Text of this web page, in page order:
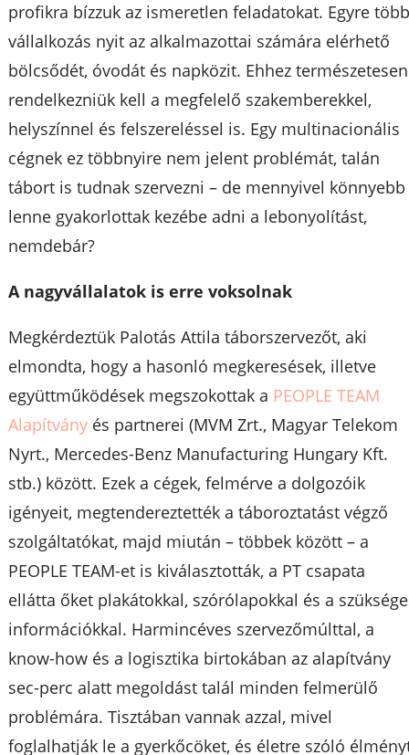
profikra bízzuk az ismeretlen feladatokat. Egyre
vállalkozás nyit az alkalmazottai számára elérhető
bölcsődét, óvodát és napközit. Ehhez természetesen
rendelkezniük kell a megfelelő szakemberekkel,
helyszínnel és felszereléssel is. Egy multinacionális
cégnek ez többnyire nem jelent problémát, talán
tábort is tudnak szervezni – de mennyivel könnyebb
lenne gyakorlottak kezébe adni a lebonyolítást,
nemdebár?
A nagyvállalatok is erre voksolnak
Megkérdeztük Palotás Attila táborszervezőt, aki
elmondta, hogy a hasonló megkeresések, illetve
együttműködések megszokottak a PEOPLE TEAM
Alapítvány és partnerei (MVM Zrt., Magyar Telekom
Nyrt., Mercedes-Benz Manufacturing Hungary Kft.
stb.) között. Ezek a cégek, felmérve a dolgozóik
igényeit, megtendereztették a táboroztatást végző
szolgáltatókat, majd miután – többek között – a
PEOPLE TEAM-et is kiválasztották, a PT csapata
ellátta őket plakátokkal, szórólapokkal és a
információkkal. Harmincéves szervezőmúlttal, a
know-how és a logisztika birtokában az alapítvány
sec-perc alatt megoldást talál minden felmerülő
problémára. Tisztában vannak azzal, mivel
foglalhatják le a gyerkőcöket, és életre szóló